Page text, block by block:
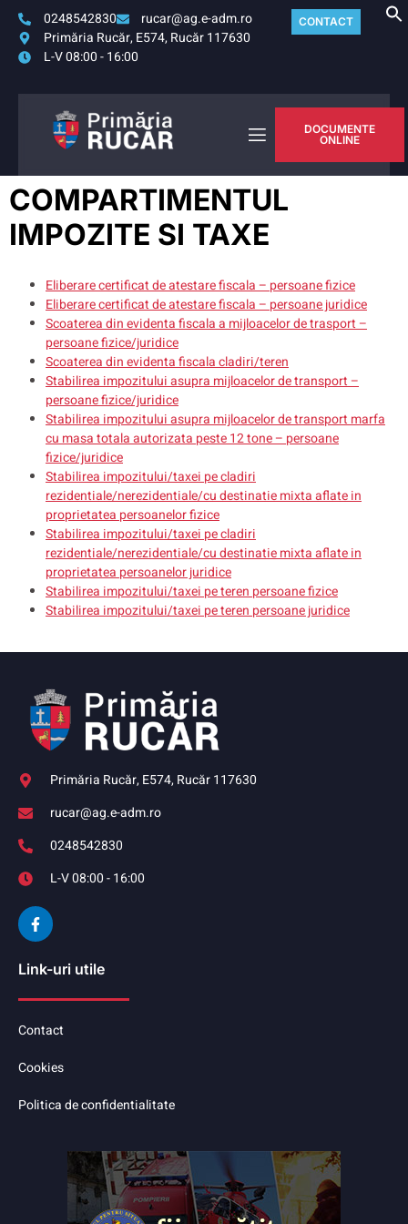
0248542830
rucar@ag.e-adm.ro
Primăria Rucăr, E574, Rucăr 117630
L-V 08:00 - 16:00
CONTACT
DOCUMENTE
ONLINE
COMPARTIMENTUL
IMPOZITE SI TAXE
Eliberare certificat de atestare fiscala – persoane fizice
Eliberare certificat de atestare fiscala – persoane juridice
Scoaterea din evidenta fiscala a mijloacelor de trasport –
persoane fizice/juridice
Scoaterea din evidenta fiscala cladiri/teren
Stabilirea impozitului asupra mijloacelor de transport –
persoane fizice/juridice
Stabilirea impozitului asupra mijloacelor de transport marfa
cu masa totala autorizata peste 12 tone – persoane
fizice/juridice
Stabilirea impozitului/taxei pe cladiri
rezidentiale/nerezidentiale/cu destinatie mixta aflate in
proprietatea persoanelor fizice
Stabilirea impozitului/taxei pe cladiri
rezidentiale/nerezidentiale/cu destinatie mixta aflate in
proprietatea persoanelor juridice
Stabilirea impozitului/taxei pe teren persoane fizice
Stabilirea impozitului/taxei pe teren persoane juridice
Primăria Rucăr, E574, Rucăr 117630
rucar@ag.e-adm.ro
0248542830
L-V 08:00 - 16:00
Link-uri utile
Contact
Cookies
Politica de confidentialitate